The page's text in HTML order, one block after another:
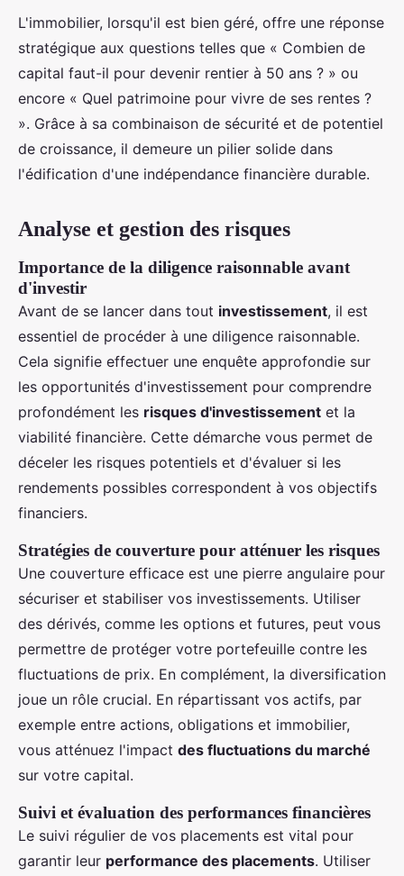
L'immobilier, lorsqu'il est bien géré, offre une réponse
stratégique aux questions telles que « Combien de
capital faut-il pour devenir rentier à 50 ans ? » ou
encore « Quel patrimoine pour vivre de ses rentes ?
». Grâce à sa combinaison de sécurité et de potentiel
de croissance, il demeure un pilier solide dans
l'édification d'une indépendance financière durable.
Analyse et gestion des risques
Importance de la diligence raisonnable avant
d'investir
Avant de se lancer dans tout investissement, il est
essentiel de procéder à une diligence raisonnable.
Cela signifie effectuer une enquête approfondie sur
les opportunités d'investissement pour comprendre
profondément les risques d'investissement et la
viabilité financière. Cette démarche vous permet de
déceler les risques potentiels et d'évaluer si les
rendements possibles correspondent à vos objectifs
financiers.
Stratégies de couverture pour atténuer les risques
Une couverture efficace est une pierre angulaire pour
sécuriser et stabiliser vos investissements. Utiliser
des dérivés, comme les options et futures, peut vous
permettre de protéger votre portefeuille contre les
fluctuations de prix. En complément, la diversification
joue un rôle crucial. En répartissant vos actifs, par
exemple entre actions, obligations et immobilier,
vous atténuez l'impact des fluctuations du marché
sur votre capital.
Suivi et évaluation des performances financières
Le suivi régulier de vos placements est vital pour
garantir leur performance des placements. Utiliser